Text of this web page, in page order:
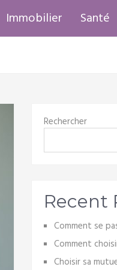
Immobilier Santé
Rechercher
Recent
Comment se
Comment
Choisir sa